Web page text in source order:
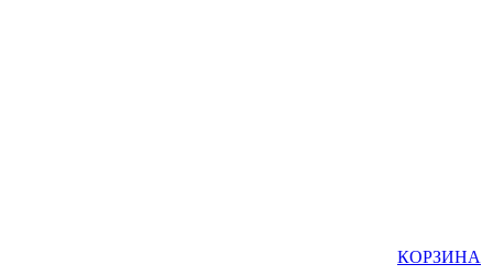
КОРЗИНА